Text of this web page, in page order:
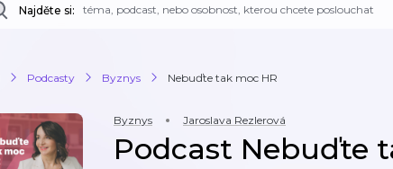
Najděte si:
Podcasty Byznys Nebuďte tak moc HR
Byznys Jaroslava Rezlerová
Podcast Nebuďte